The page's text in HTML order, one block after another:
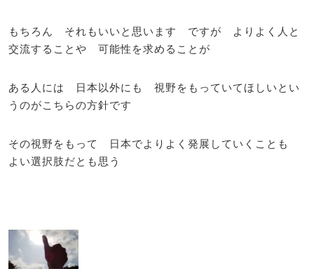
もちろん それもいいと思います ですが よりよく人と
交流することや 可能性を求めることが
ある人には 日本以外にも 視野をもっていてほしいとい
うのがこちらの方針です
その視野をもって 日本でよりよく発展していくことも
よい選択肢だとも思う